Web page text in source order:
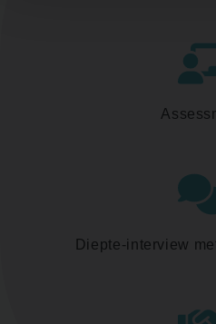
Diepte-interview